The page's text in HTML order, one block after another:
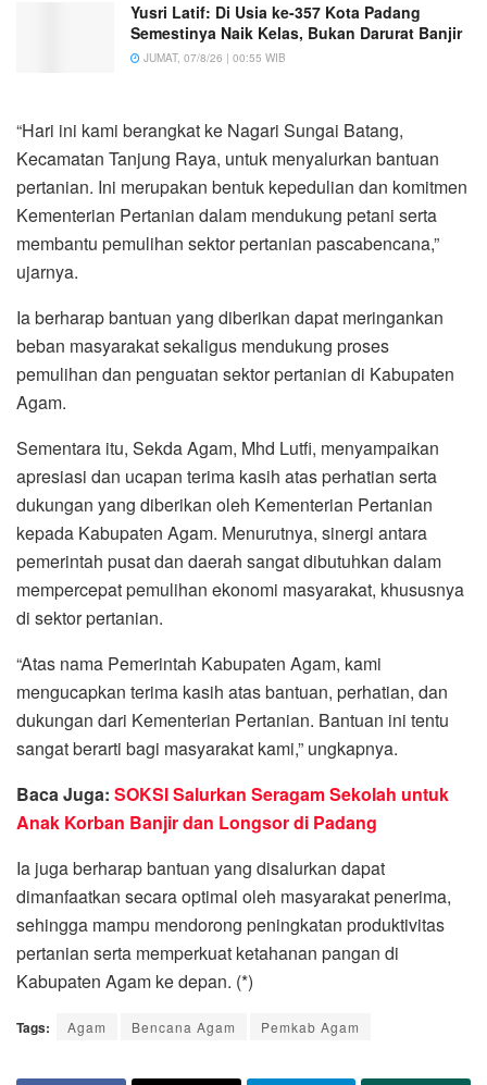
Yusri Latif: Di Usia ke-357 Kota Padang
Semestinya Naik Kelas, Bukan Darurat Banjir
JUMAT, 07/8/26 | 00:55 WIB
“Hari ini kami berangkat ke Nagari Sungai Batang,
Kecamatan Tanjung Raya, untuk menyalurkan bantuan
pertanian. Ini merupakan bentuk kepedulian dan komitmen
Kementerian Pertanian dalam mendukung petani serta
membantu pemulihan sektor pertanian pascabencana,”
ujarnya.
Ia berharap bantuan yang diberikan dapat meringankan
beban masyarakat sekaligus mendukung proses
pemulihan dan penguatan sektor pertanian di Kabupaten
Agam.
Sementara itu, Sekda Agam, Mhd Lutfi, menyampaikan
apresiasi dan ucapan terima kasih atas perhatian serta
dukungan yang diberikan oleh Kementerian Pertanian
kepada Kabupaten Agam. Menurutnya, sinergi antara
pemerintah pusat dan daerah sangat dibutuhkan dalam
mempercepat pemulihan ekonomi masyarakat, khususnya
di sektor pertanian.
“Atas nama Pemerintah Kabupaten Agam, kami
mengucapkan terima kasih atas bantuan, perhatian, dan
dukungan dari Kementerian Pertanian. Bantuan ini tentu
sangat berarti bagi masyarakat kami,” ungkapnya.
Baca Juga: SOKSI Salurkan Seragam Sekolah untuk
Anak Korban Banjir dan Longsor di Padang
Ia juga berharap bantuan yang disalurkan dapat
dimanfaatkan secara optimal oleh masyarakat penerima,
sehingga mampu mendorong peningkatan produktivitas
pertanian serta memperkuat ketahanan pangan di
Kabupaten Agam ke depan. (*)
Tags: Agam Bencana Agam Pemkab Agam